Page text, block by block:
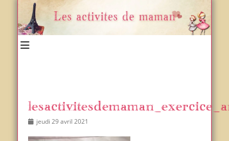
Postedjeudi 29 avril 2021